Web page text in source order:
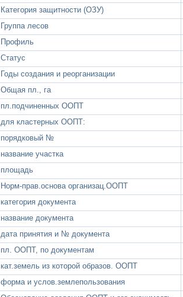
Категория защитности (ОЗУ)
Группа лесов
Профиль
Статус
Годы создания и реорганизации
Общая пл., га
пл.подчиненных ООПТ
для кластерных ООПТ:
порядковый №
название участка
площадь
Норм-прав.основа организац.ООПТ
категория документа
название документа
дата принятия и № документа
пл. ООПТ, по документам
кат.земель из которой образов. ООПТ
форма и услов.землепользования